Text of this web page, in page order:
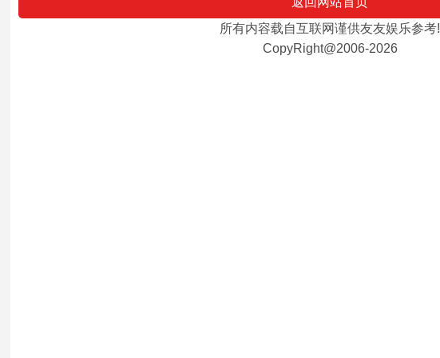
所有内容载自互联网谨供友友娱乐参考!
CopyRight@2006-2026